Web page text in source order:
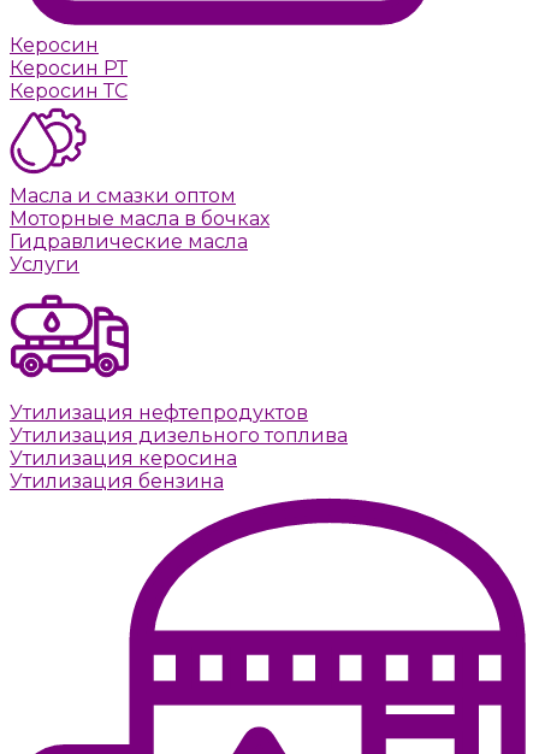
Керосин
Керосин РТ
Керосин ТС
Масла и смазки оптом
Моторные масла в бочках
Гидравлические масла
Услуги
Утилизация нефтепродуктов
Утилизация дизельного топлива
Утилизация керосина
Утилизация бензина